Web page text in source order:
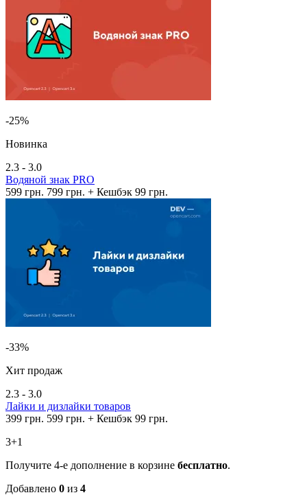
-25%
Новинка
2.3 - 3.0
Водяной знак PRO
599 грн. 799 грн. + Кешбэк 99 грн.
-33%
Хит продаж
2.3 - 3.0
Лайки и дизлайки товаров
399 грн. 599 грн. + Кешбэк 99 грн.
3+1
Получите 4-е дополнение в корзине бесплатно.
Добавлено 0 из 4